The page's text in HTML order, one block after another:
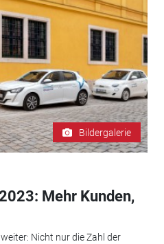
Bildergalerie
Mehr Kunden,
Nicht nur die Zahl der